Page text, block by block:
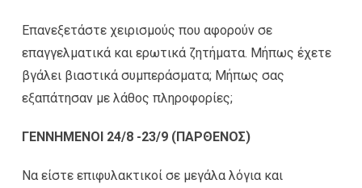
Επανεξετάστε χειρισμούς που αφορούν σε
επαγγελματικά και ερωτικά ζητήματα. Μήπως έχετε
βγάλει βιαστικά συμπεράσματα; Μήπως σας
εξαπάτησαν με λάθος πληροφορίες;
ΓΕΝΝΗΜΕΝΟΙ 24/8 -23/9 (ΠΑΡΘΕΝΟΣ)
Να είστε επιφυλακτικοί σε μεγάλα λόγια και